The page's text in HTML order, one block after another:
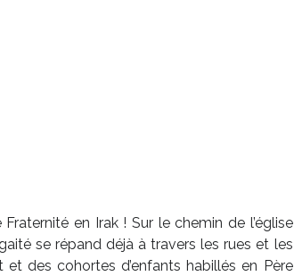
en Irak ! Sur le chemin de l’église
se répand déjà à travers les rues et les
des cohortes d’enfants habillés en Père